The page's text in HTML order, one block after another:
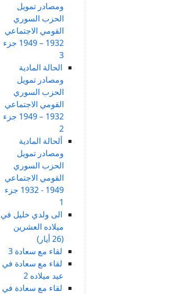
ومصادر تمويل
الحزب السوري
القومي الاجتماعي
1932 – 1949 جزء
3
الحالة المادية
ومصادر تمويل
الحزب السوري
القومي الاجتماعي
1932 – 1949 جزء
2
ألحالة المادية
ومصادر تمويل
الحزب السوري
القومي الاجتماعي
1949 - 1932 جزء
1
الى ولدي خليل في
ميلاده العشرين
(26 أيار)
لقاء مع سعادة 3
لقاء مع سعادة في
عيد ميلاده 2
لقاء مع سعادة في